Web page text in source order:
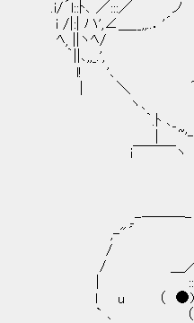
.i/´l::ﾄ､ ／:::／
i /|:| ハ',∠＿__,,..
ﾍ, ||ヽﾍ
｀||､,,_.',
l! '､
| ＼ ´ ｀
ヽ､ ,
｀.ﾄ ､_ ,.． 'i
| ~'‐--''" .| |
i￣￣￣ヽ , '￣￣
_-─―─- ､
,-"´
/
/ ＿／::::::
| :::::::::::::: ヽ 《
l u （
` ､ （__人